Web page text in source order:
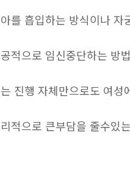
를 흡입하는 방식이나 자
적으로 임신중단하는 방
진행 자체만으로도 여성
적으로 큰부담을 줄수있